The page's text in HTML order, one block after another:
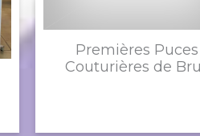
Premières Puces
Couturières de